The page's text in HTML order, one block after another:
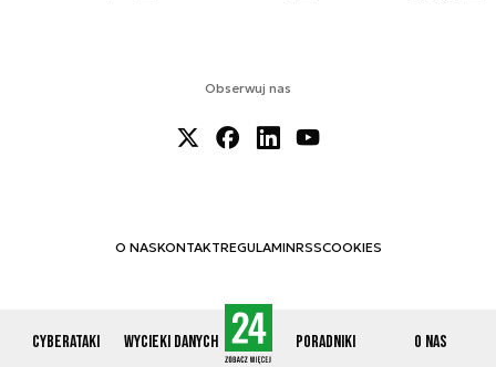
Cyberataki Wycieki danych Poradniki O nas
Obserwuj nas
O NASKONTAKTREGULAMINRSSCOOKIES
© 2012-2026 CYBERDEFENCE24